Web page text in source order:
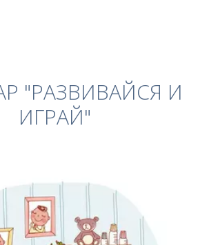
"РАЗВИВАЙСЯ И
ИГРАЙ"